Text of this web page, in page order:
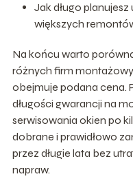
Jak długo
większych
Na końcu warto
różnych firm
obejmuje podana cena.
długości gwarancji na
serwisowania okien po
dobrane i prawidłowo
przez długie lata bez
napraw.